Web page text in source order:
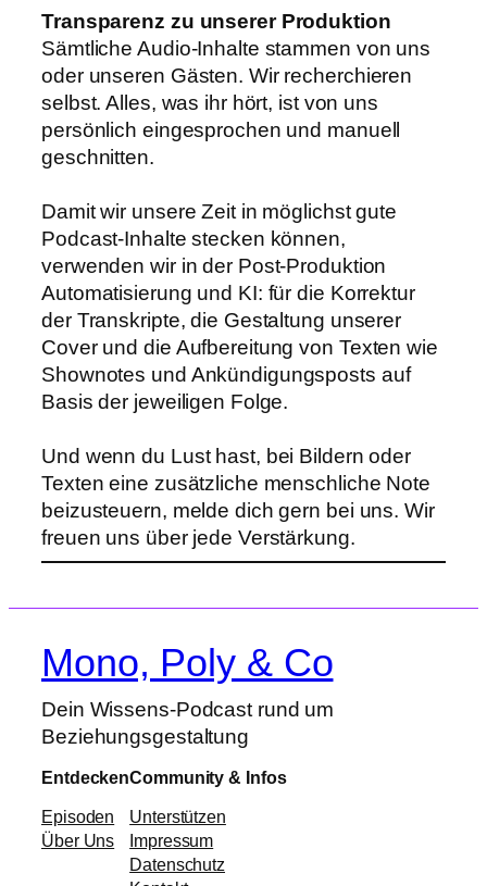
Transparenz zu unserer Produktion
Sämtliche Audio-Inhalte stammen von uns
oder unseren Gästen. Wir recherchieren
selbst. Alles, was ihr hört, ist von uns
persönlich eingesprochen und manuell
geschnitten.
Damit wir unsere Zeit in möglichst gute
Podcast-Inhalte stecken können,
verwenden wir in der Post-Produktion
Automatisierung und KI: für die Korrektur
der Transkripte, die Gestaltung unserer
Cover und die Aufbereitung von Texten wie
Shownotes und Ankündigungsposts auf
Basis der jeweiligen Folge.
Und wenn du Lust hast, bei Bildern oder
Texten eine zusätzliche menschliche Note
beizusteuern, melde dich gern bei uns. Wir
freuen uns über jede Verstärkung.
Mono, Poly & Co
Dein Wissens-Podcast rund um
Beziehungsgestaltung
Entdecken
Episoden
Über Uns
Community & Infos
Unterstützen
Impressum
Datenschutz